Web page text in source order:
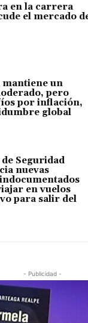
en la carrera
el mercado
un
pero
por inflación,
global
Seguridad
nuevas
en vuelos
para salir del
- Publicidad -